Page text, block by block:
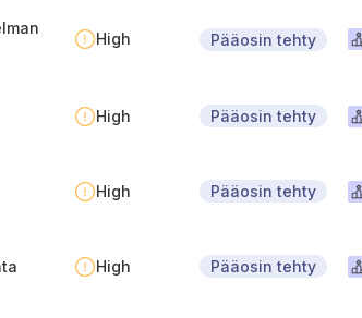
High Pääosin tehty
High Pääosin tehty
High Pääosin tehty
High Pääosin tehty